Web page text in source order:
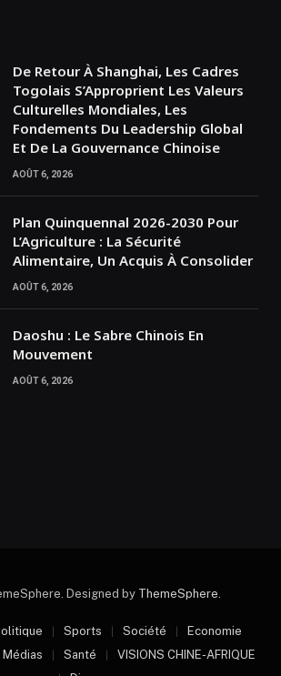
De Retour À Shanghai, Les Cadres
Togolais S’Approprient Les Valeurs
Culturelles Mondiales, Les
Fondements Du Leadership Global
Et De La Gouvernance Chinoise
AOÛT 6, 2026
Plan Quinquennal 2026-2030 Pour
L’Agriculture : La Sécurité
Alimentaire, Un Acquis À Consolider
AOÛT 6, 2026
Daoshu : Le Sabre Chinois En
Mouvement
AOÛT 6, 2026
Designed by ThemeSphere.
Sports Société
Economie
Médias Santé
VISIONS CHINE-AFRIQUE